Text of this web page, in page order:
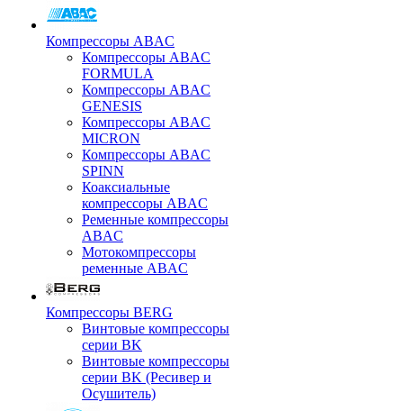
Компрессоры ABAC
Компрессоры ABAC
FORMULA
Компрессоры ABAC
GENESIS
Компрессоры ABAC
MICRON
Компрессоры ABAC
SPINN
Коаксиальные
компрессоры ABAC
Ременные компрессоры
ABAC
Мотокомпрессоры
ременные ABAC
Компрессоры BERG
Винтовые компрессоры
серии BK
Винтовые компрессоры
серии BK (Ресивер и
Осушитель)